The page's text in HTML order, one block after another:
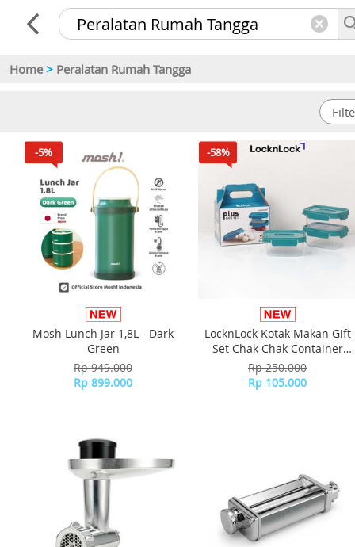
Home > Peralatan Rumah Tangga
-5%
Mosh Lunch Jar 1,8L - Dark
Green
Rp 949.000
Rp 899.000
-58%
LocknLock Kotak Makan Gift
Set Chak Chak Container
920ml 3P Set LTN330S3
Rp 250.000
Rp 105.000